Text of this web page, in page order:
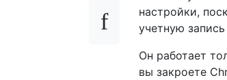
настройки,
учетную
Он работает
вы закроете